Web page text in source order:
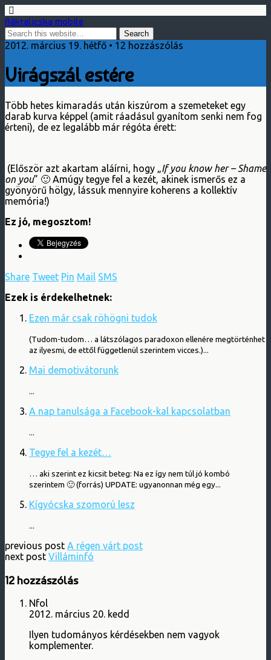
Ráktalicska mobile
2012. március 19. hétfő • 12 hozzászólás
Virágszál estére
Több hetes kimaradás után kiszúrom a szemeteket egy
darab kurva képpel (amit ráadásul gyanítom senki nem fog
érteni), de ez legalább már régóta érett:
(Először azt akartam aláírni, hogy „If you know her – Shame
on you” 🙂 Amúgy tegye fel a kezét, akinek ismerős ez a
gyönyörű hölgy, lássuk mennyire koherens a kollektív
memória!)
Ez jó, megosztom!
Share Tweet Pin Mail SMS
Ezek is érdekelhetnek:
Ezen már csak röhögni tudok
(Tudom-tudom… a látszólagos paradoxon ellenére megtörténhet
az ilyesmi, de ettől függetlenül szerintem vicces.)...
Mai demotivátorunk
...
A nap tanulsága a Facebook-kal kapcsolatban
...
Tegye fel a kezét…
… aki szerint ez kicsit beteg: Na ez így nem túl jó kombó
szerintem 🙂 (forrás) UPDATE: ugyanonnan még egy...
Kígyócska szomorú lesz
...
previous post A régen várt post
next post Villáminfó
12 hozzászólás
Nfol
2012. március 20. kedd
Ilyen tudományos kérdésekben nem vagyok
komplementer.